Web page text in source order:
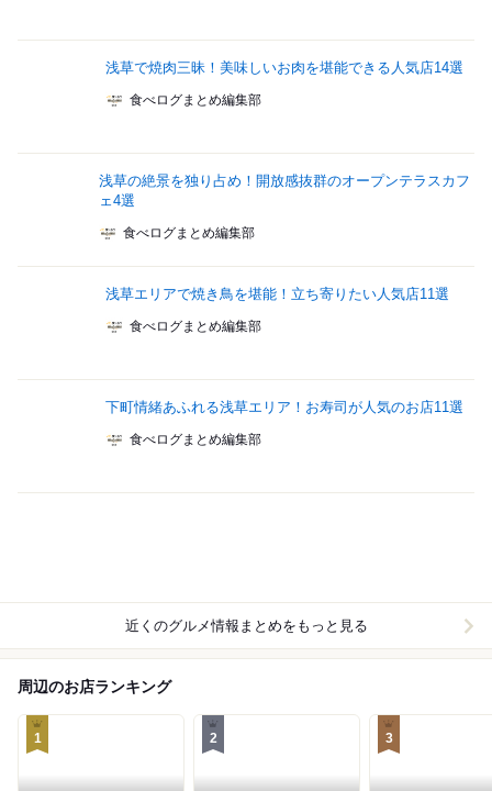
浅草で焼肉三昧！美味しいお肉を堪能できる人気店14選
食べログまとめ編集部
浅草の絶景を独り占め！開放感抜群のオープンテラスカフ
ェ4選
食べログまとめ編集部
浅草エリアで焼き鳥を堪能！立ち寄りたい人気店11選
食べログまとめ編集部
下町情緒あふれる浅草エリア！お寿司が人気のお店11選
食べログまとめ編集部
近くのグルメ情報まとめをもっと見る
周辺のお店ランキング
1 2 3